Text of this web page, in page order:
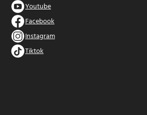
Youtube
Facebook
Instagram
Tiktok